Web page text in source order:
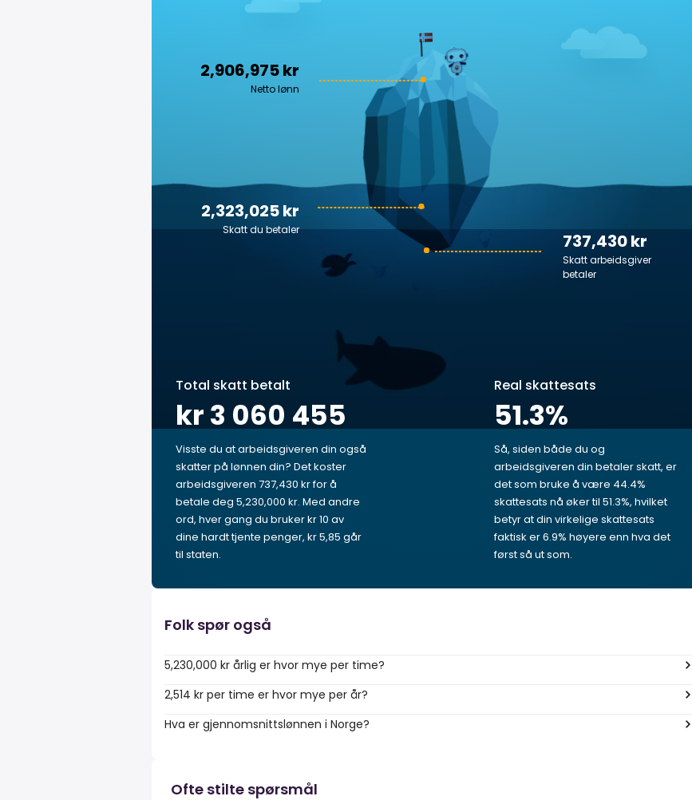
2,906,975 kr
Netto lønn
737,430 kr
Skatt arbeidsgiver
betaler
2,323,025 kr
Skatt du betaler
Total skatt betalt
kr 3 060 455
Visste du at arbeidsgiveren din også
skatter på lønnen din? Det koster
arbeidsgiveren 737,430 kr for å
betale deg 5,230,000 kr. Med andre
ord, hver gang du bruker kr 10 av
dine hardt tjente penger, kr 5,85 går
til staten.
Real skattesats
51.3%
Så, siden både du og
arbeidsgiveren din betaler skatt, er
det som bruke å være 44.4%
skattesats nå øker til 51.3%, hvilket
betyr at din virkelige skattesats
faktisk er 6.9% høyere enn hva det
først så ut som.
Folk spør også
5,230,000 kr årlig er hvor mye per time?
2,514 kr per time er hvor mye per år?
Hva er gjennomsnittslønnen i Norge?
Ofte stilte spørsmål